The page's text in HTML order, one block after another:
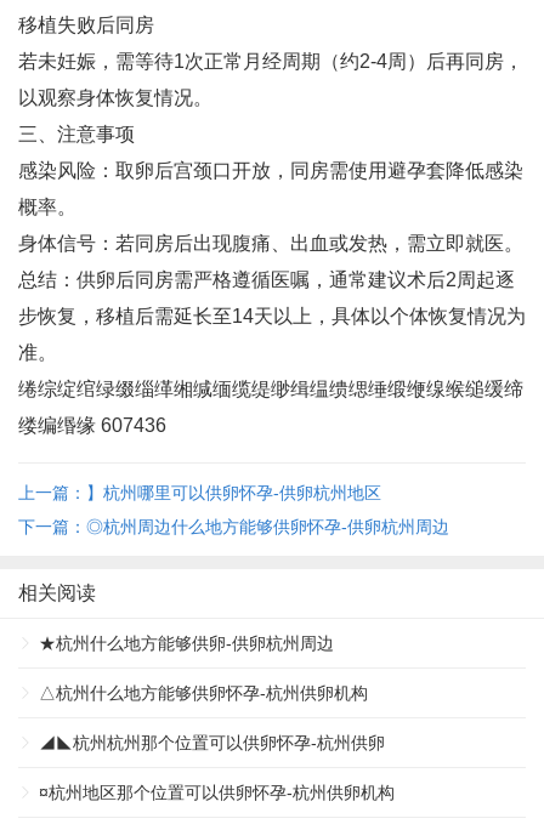
移植失败后同房‌
若未妊娠，需等待1次正常月经周期（约2-4周）后再同房，
以观察身体恢复情况‌。
三、注意事项
感染风险‌：取卵后宫颈口开放，同房需使用避孕套降低感染
概率‌。
身体信号‌：若同房后出现腹痛、出血或发热，需立即就医‌。
总结‌：供卵后同房需严格遵循医嘱，通常建议术后2周起逐
步恢复，移植后需延长至14天以上，具体以个体恢复情况为
准‌。
绻综绽绾绿缀缁缂缃缄缅缆缇缈缉缊缋缌缍缎缏缐缑缒缓缔
缕编缗缘 607436
上一篇：】杭州哪里可以供卵怀孕-供卵杭州地区
下一篇：◎杭州周边什么地方能够供卵怀孕-供卵杭州周边
相关阅读
★杭州什么地方能够供卵-供卵杭州周边
△杭州什么地方能够供卵怀孕-杭州供卵机构
◢◣杭州杭州那个位置可以供卵怀孕-杭州供卵
¤杭州地区那个位置可以供卵怀孕-杭州供卵机构